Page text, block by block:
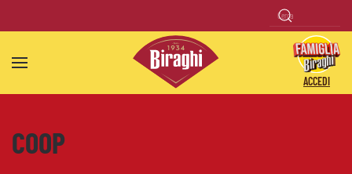
Skip to main content
ACCEDI
COOP